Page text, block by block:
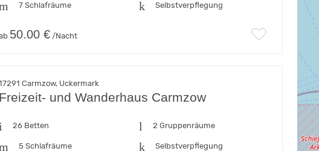
7 Schlafräume Selbstverpflegung
50.00 € /Nacht
Carmzow, Uckermark
Freizeit- und Wanderhaus Carmzow
26 Betten 2 Gruppenräume
5 Schlafräume Selbstverpflegung